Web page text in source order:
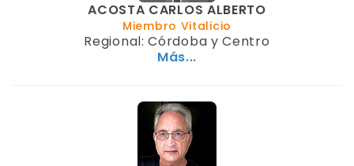
ACOSTA CARLOS ALBERTO
Miembro Vitalicio
Regional: Córdoba y Centro
Más...